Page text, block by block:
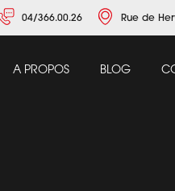
04/366.00.26 Rue de
A PROPOS BLOG